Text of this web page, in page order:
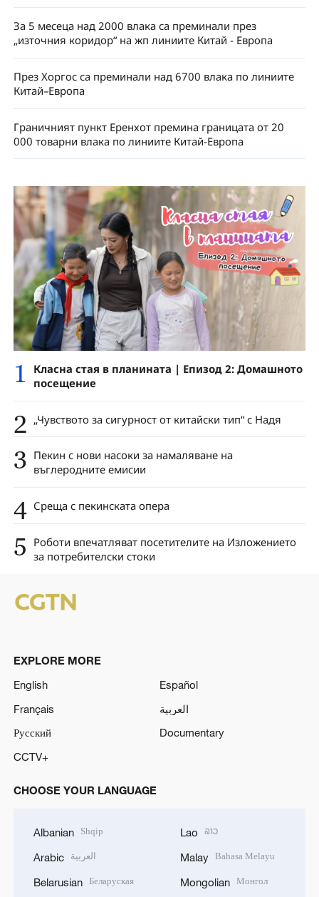
За 5 месеца над 2000 влака са преминали през
„източния коридор“ на жп линиите Китай - Европа
През Хоргос са преминали над 6700 влака по линиите
Китай–Европа
Граничният пункт Еренхот премина границата от 20
000 товарни влака по линиите Китай-Европа
1
Класна стая в планината | Епизод 2: Домашното
посещение
2 „Чувството за сигурност от китайски тип“ с Надя
3 Пекин с нови насоки за намаляване на
въглеродните емисии
4 Среща с пекинската опера
5 Роботи впечатляват посетителите на Изложението
за потребителски стоки
EXPLORE MORE
English
Español
Français
العربية
Русский
Documentary
CCTV+
CHOOSE YOUR LANGUAGE
Albanian Shqip
Arabic العربية
Belarusian Беларуская
Lao ລາວ
Malay Bahasa Melayu
Mongolian Монгол